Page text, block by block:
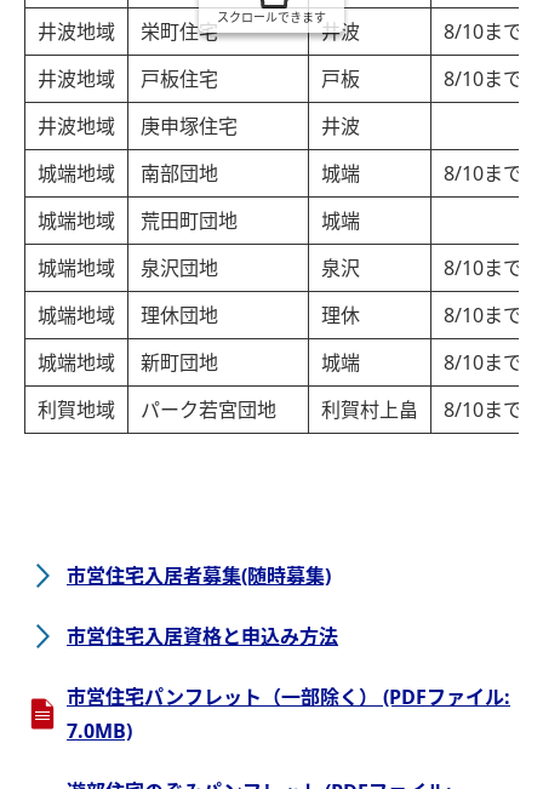
井波地域
栄町住宅 井波
8/10まで
井波地域
戸板住宅 戸板
8/10まで
井波地域
庚申塚住宅
井波
城端地域
南部団地 城端
8/10まで
城端地域
荒田町団地
城端
城端地域
泉沢団地 泉沢
8/10まで
城端地域
理休団地 理休
8/10まで
城端地域
新町団地 城端
8/10まで
利賀地域
パーク若宮団地 利賀村上畠 8/10まで
スクロールできます
市営住宅入居者募集(随時募集)
市営住宅入居資格と申込み方法
市営住宅パンフレット（一部除く） (PDFファイル:
7.0MB)